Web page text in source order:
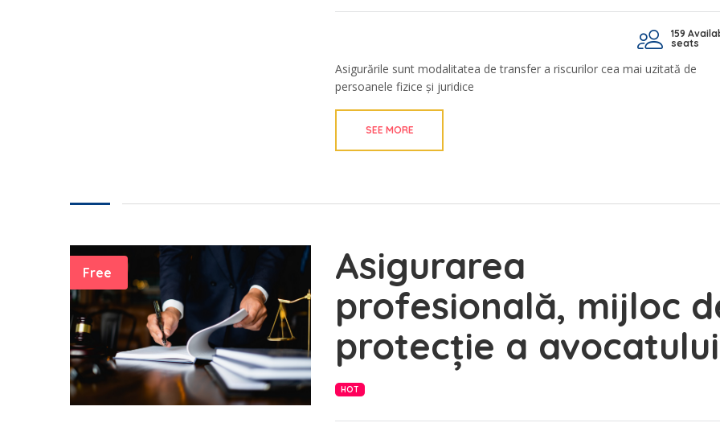
159
seats
Asigurările sunt modalitatea de transfer a riscurilor cea mai uzitată de
persoanele fizice și juridice
SEE MORE
Free
Asigurarea
profesională, mijloc
protecție a avocatului
HOT